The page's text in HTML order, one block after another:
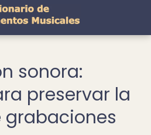
sonora:
preservar la